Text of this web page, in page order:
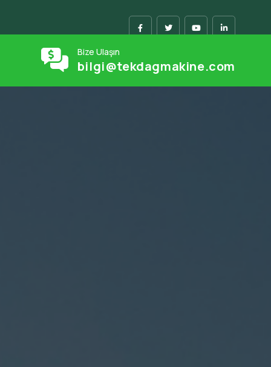
Bize Ulaşın
bilgi@tekdagmakine.com